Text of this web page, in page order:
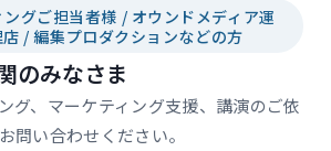
グご担当者様 / オウンドメディア運
/ 編集プロダクションなどの方
のみなさま
グ、マーケティング支援、講演のご依
問い合わせください。